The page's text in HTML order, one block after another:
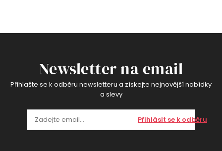
Newsletter na email
Přihlašte se k odběru newsletteru a získejte nejnovější nabídky
a slevy
Přihlásit se k odběru